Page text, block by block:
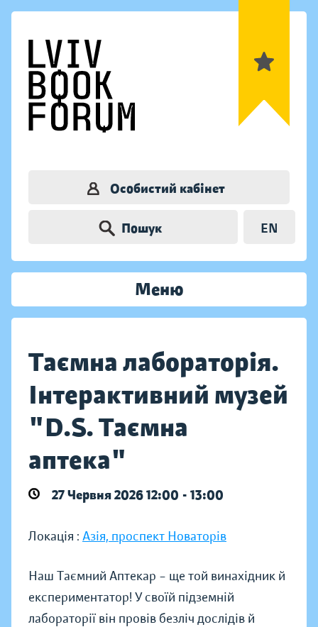
Особистий кабінет
Пошук EN
Меню
Таємна лабораторія.
Інтерактивний музей
"D.S. Таємна
аптека"
27 Червня 2026 12:00 - 13:00
Локація : Азія, проспект Новаторів
Наш Таємний Аптекар – ще той винахідник й
експериментатор! У своїй підземній
лабораторії він провів безліч дослідів й